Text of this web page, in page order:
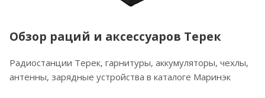
Обзор раций и аксессуаров Терек
Радиостанции Терек, гарнитуры, аккумуляторы, чехлы,
антенны, зарядные устройства в каталоге Маринэк